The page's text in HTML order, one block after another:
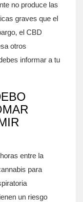
no produce las
graves que el
el CBD
otros
informar a tu
entre la
para
un riesgo